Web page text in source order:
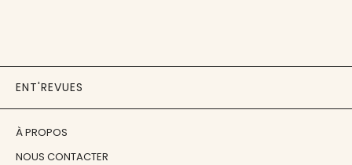
ENT'REVUES
À PROPOS
NOUS CONTACTER